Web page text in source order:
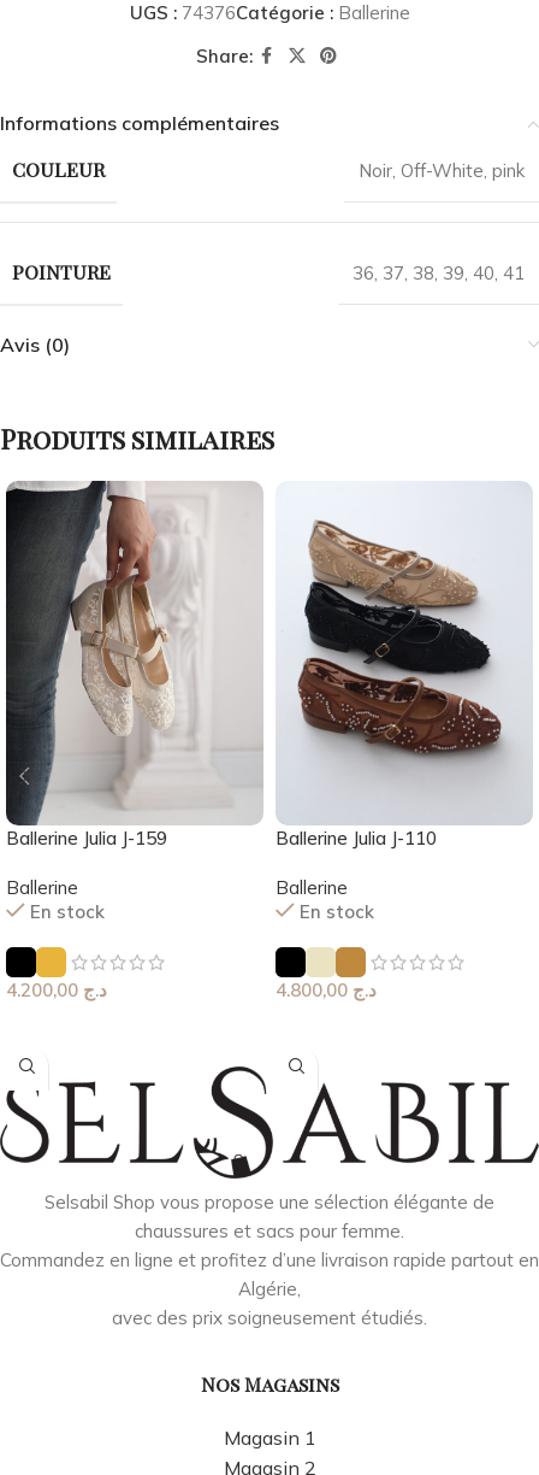
UGS : 74376Catégorie : Ballerine
Share:
Informations complémentaires
COULEUR Noir, Off-White, pink
POINTURE 36, 37, 38, 39, 40, 41
Avis (0)
Produits similaires
Ballerine Julia J-159
Ballerine
En stock
د.ج
Ballerine Julia J-110
Ballerine
En stock
د.ج
Selsabil Shop vous propose une sélection élégante de
chaussures et sacs pour femme.
Commandez en ligne et profitez d’une livraison rapide partout en
Algérie,
avec des prix soigneusement étudiés.
Nos Magasins
Magasin 1
Magasin 2